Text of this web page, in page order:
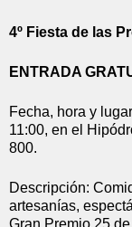
4º Fiesta de las
ENTRADA
Fecha, hora y
11:00, en el
800.
Descripción:
artesanías,
Gran Premio 25